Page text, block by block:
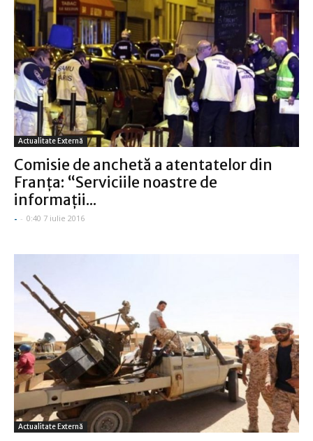
Actualitate Externă
Comisie de anchetă a atentatelor din
Franţa: “Serviciile noastre de
informaţii...
- - 0:40 7 iulie 2016
Actualitate Externă